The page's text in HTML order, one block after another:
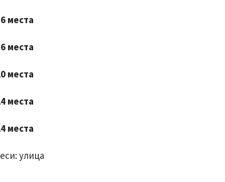
места
места
улица